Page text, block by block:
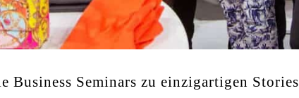
Business Seminars zu einzigartigen Stories